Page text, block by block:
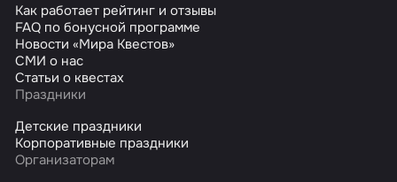
Как работает рейтинг и отзывы
FAQ по бонусной программе
Новости «Мира Квестов»
СМИ о нас
Статьи о квестах
Праздники
Детские праздники
Корпоративные праздники
Организаторам